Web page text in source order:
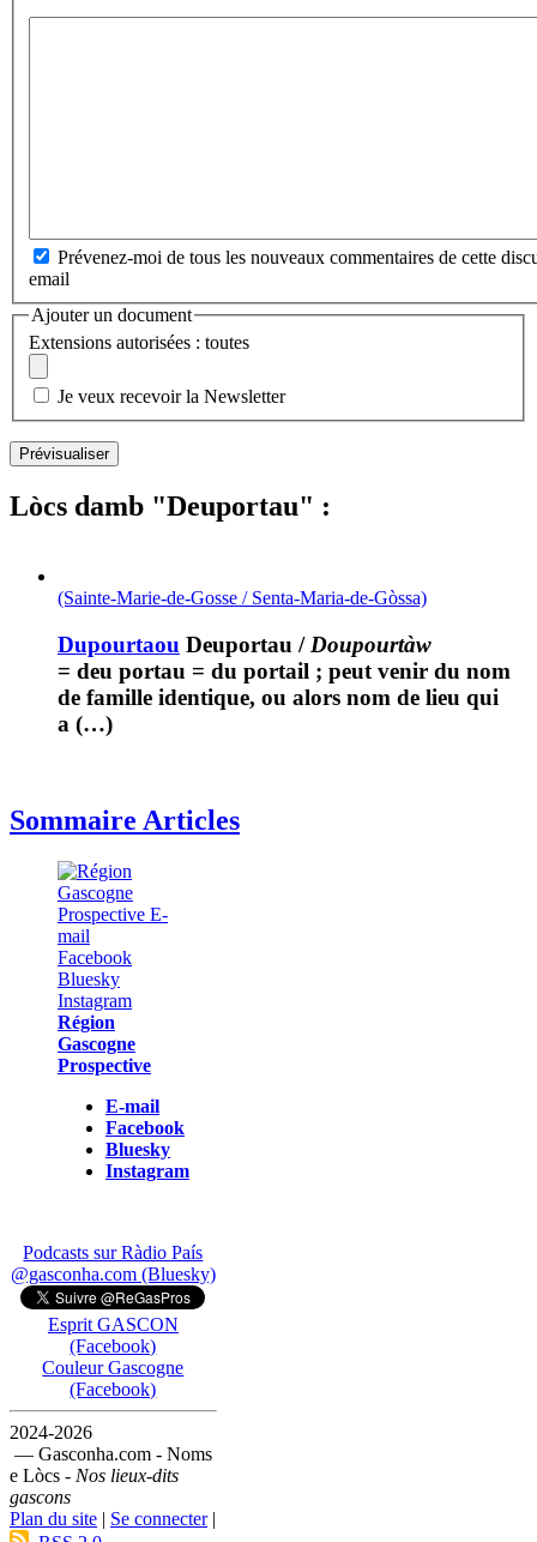
Prévenez-moi de tous les nouveaux commentaires de cette
email
Ajouter un document
Extensions autorisées : toutes
Je veux recevoir la Newsletter
Lòcs damb "Deuportau" :
(Sainte-Marie-de-Gosse / Senta-Maria-de-Gòssa)
Dupourtaou Deuportau / Doupourtàw
= deu portau = du portail ; peut venir du nom
de famille identique, ou alors nom de lieu qui
a (…)
Sommaire Articles
Région
Gascogne
Prospective
E-mail
Facebook
Bluesky
Instagram
Podcasts sur Ràdio País
@gasconha.com (Bluesky)
Esprit GASCON
(Facebook)
Couleur Gascogne
(Facebook)
2024-2026
— Gasconha.com - Noms
e Lòcs - Nos lieux-dits
gascons
Plan du site | Se connecter|